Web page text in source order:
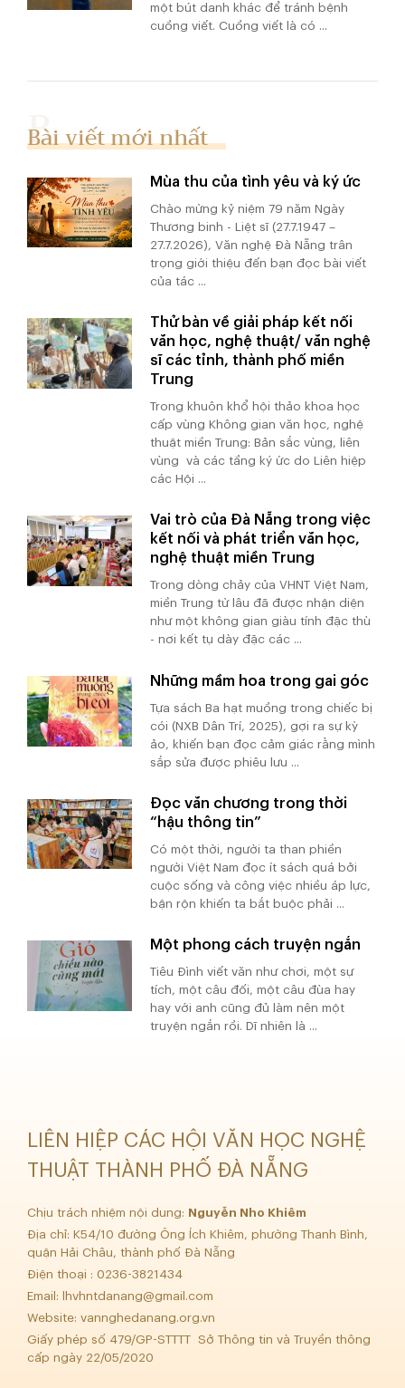
một bút danh khác để tránh bệnh
cuồng viết. Cuồng viết là có ...
Bài viết mới nhất
Mùa thu của tình yêu và ký ức
Chào mừng kỷ niệm 79 năm Ngày
Thương binh - Liệt sĩ (27.7.1947 –
27.7.2026), Văn nghệ Đà Nẵng trân
trọng giới thiệu đến bạn đọc bài viết
của tác ...
Thử bàn về giải pháp kết nối
văn học, nghệ thuật/ văn nghệ
sĩ các tỉnh, thành phố miền
Trung
Trong khuôn khổ hội thảo khoa học
cấp vùng Không gian văn học, nghệ
thuật miền Trung: Bản sắc vùng, liên
vùng và các tầng ký ức do Liên hiệp
các Hội ...
Vai trò của Đà Nẵng trong việc
kết nối và phát triển văn học,
nghệ thuật miền Trung
Trong dòng chảy của VHNT Việt Nam,
miền Trung từ lâu đã được nhận diện
như một không gian giàu tính đặc thù
- nơi kết tụ dày đặc các ...
Những mầm hoa trong gai góc
Tựa sách Ba hạt muồng trong chiếc bị
cói (NXB Dân Trí, 2025), gợi ra sự kỳ
ảo, khiến bạn đọc cảm giác rằng mình
sắp sửa được phiêu lưu ...
Đọc văn chương trong thời
“hậu thông tin”
Có một thời, người ta than phiền
người Việt Nam đọc ít sách quá bởi
cuộc sống và công việc nhiều áp lực,
bận rộn khiến ta bắt buộc phải ...
Một phong cách truyện ngắn
Tiêu Đình viết văn như chơi, một sự
tích, một câu đối, một câu đùa hay
hay với anh cũng đủ làm nên một
truyện ngắn rồi. Dĩ nhiên là ...
LIÊN HIỆP CÁC HỘI VĂN HỌC NGHỆ
THUẬT THÀNH PHỐ ĐÀ NẴNG
Chịu trách nhiệm nội dung:
Nguyễn Nho Khiêm
Địa chỉ: K54/10 đường Ông Ích Khiêm, phường Thanh Bình,
quận Hải Châu, thành phố Đà Nẵng
Điện thoại : 0236-3821434
Email:
lhvhntdanang@gmail.com
Website: vannghedanang.org.vn
Giấy phép số 479/GP-STTTT Sở Thông tin và Truyền thông
cấp ngày 22/05/2020